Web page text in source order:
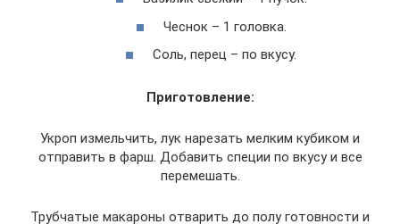
Чеснок – 1 головка.
Соль, перец – по вкусу.
Приготовление:
Укроп измельчить, лук нарезать мелким кубиком и
отправить в фарш. Добавить специи по вкусу и все
перемешать.
Трубчатые макароны отварить до полу готовности и